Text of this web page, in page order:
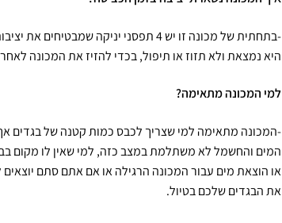
-בתחתית של מכונה זו יש 4 תפסני יניקה
היא נמצאת ולא תזוז או תיפול, בכדי להזיז את המכונה
למי המכונה מתאימה?
-המכונה מתאימה למי שצריך לכבס כמות קטנה של בגדים
המים והחשמל לא משתלמת במצב כזה, למי שאין לו מקום
או הוצאת מים עבור המכונה הרגילה או אם אתם סתם
את הבגדים שלכם בטיול.